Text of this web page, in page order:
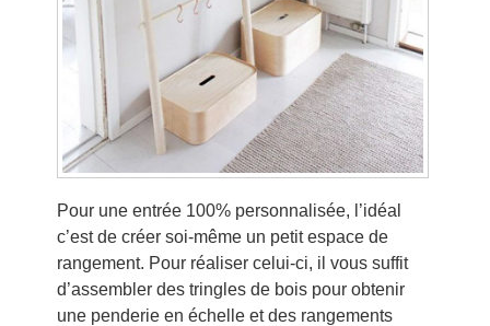
Pour une entrée 100% personnalisée, l’idéal
c’est de créer soi-même un petit espace de
rangement. Pour réaliser celui-ci, il vous suffit
d’assembler des tringles de bois pour obtenir
une penderie en échelle et des rangements